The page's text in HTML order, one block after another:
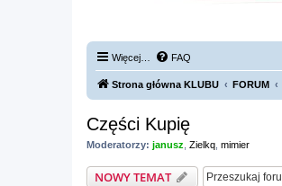
Więcej… FAQ
Strona główna KLUBU FORUM
Części Kupię
Moderatorzy: janusz Zielkq mimier
NOWY TEMAT